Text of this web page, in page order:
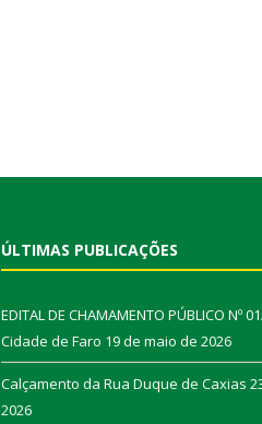
ÚLTIMAS PUBLICAÇÕES
EDITAL DE CHAMAMENTO PÚBLICO Nº
Cidade de Faro 19 de maio de 2026
Calçamento da Rua Duque de Caxias
2026